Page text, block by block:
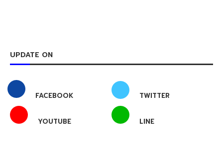
UPDATE ON
FACEBOOK TWITTER
YOUTUBE LINE